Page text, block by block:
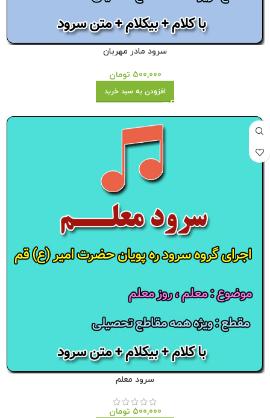
سرود مادر مهربان
500,000 تومان
افزودن به سبد خرید
سرود معلم
500,000 تومان